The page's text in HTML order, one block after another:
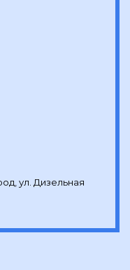
ул. Дизельная